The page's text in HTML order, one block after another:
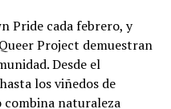
Pride cada febrero, y
Project demuestran
Desde el
los viñedos de
combina naturaleza